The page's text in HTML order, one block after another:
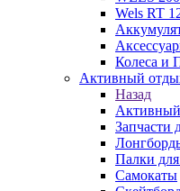
Wels RT
Колеса и
Активный
Назад
Запчасти
Палки
Самокаты